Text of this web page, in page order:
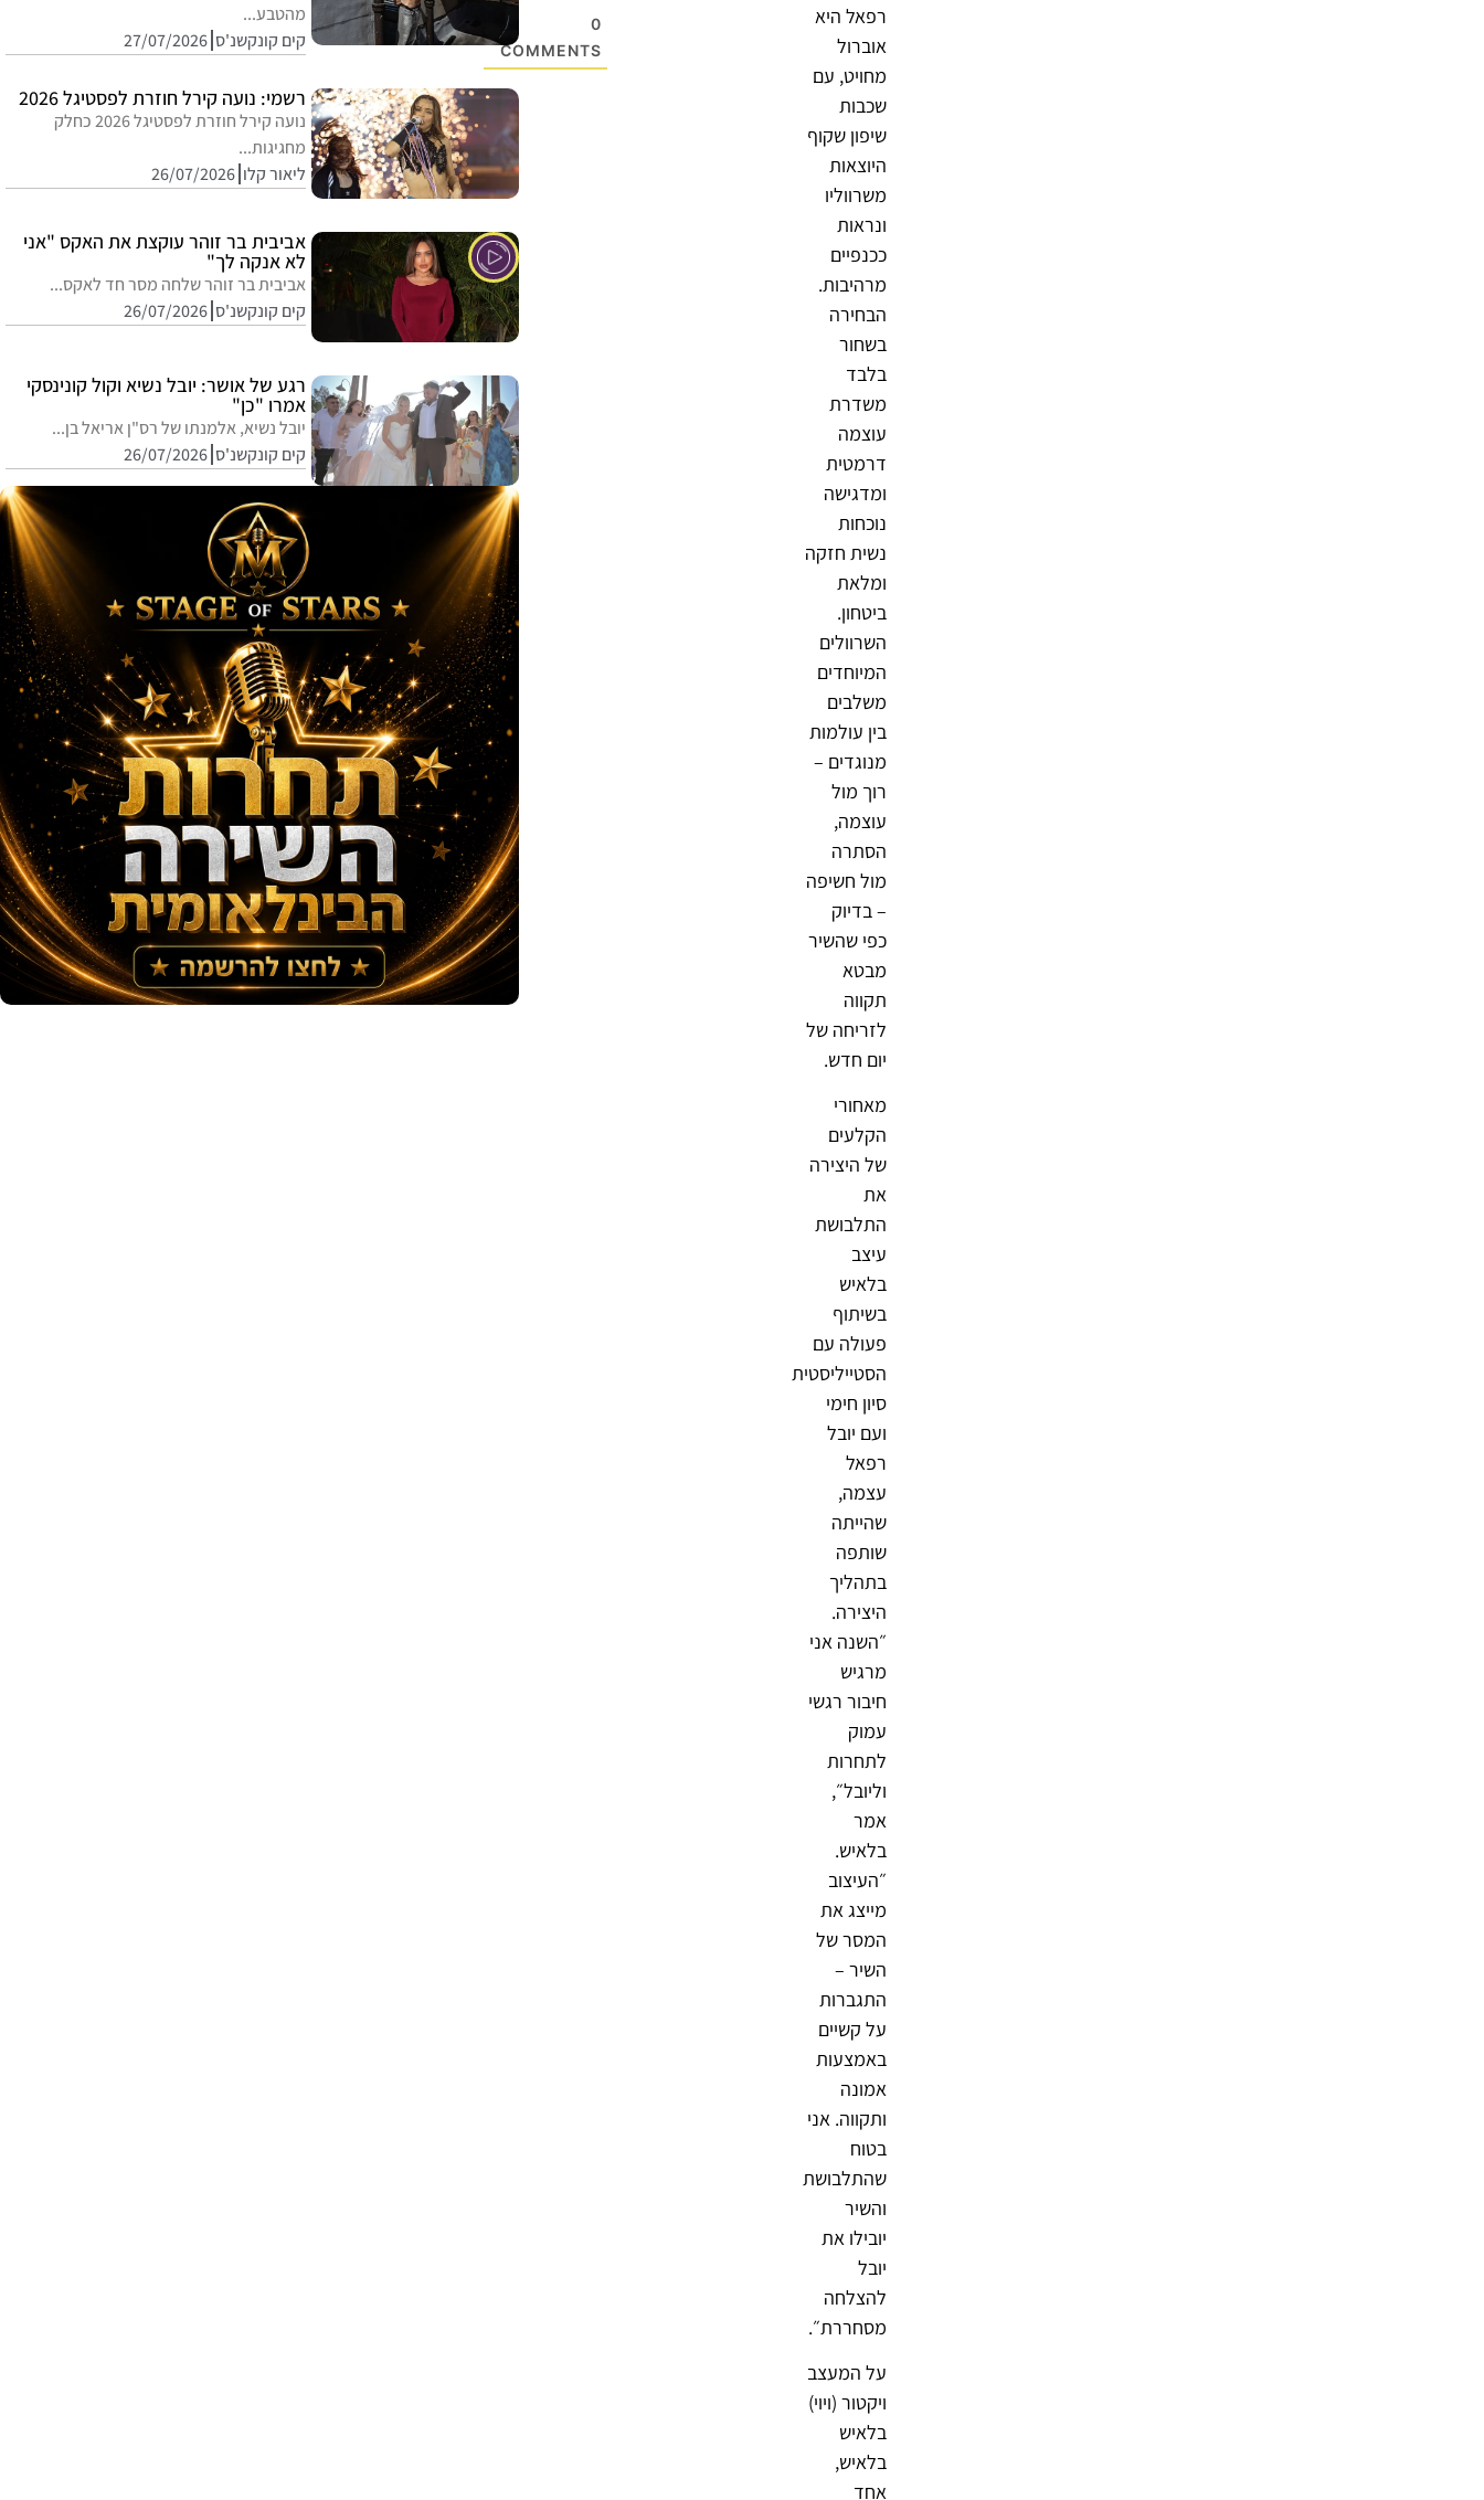
רפאל היא
אוברול
מחויט, עם
שכבות
שיפון שקוף
היוצאות
משרווליו
ונראות
ככנפיים
מרהיבות.
הבחירה
בשחור
בלבד
משדרת
עוצמה
דרמטית
ומדגישה
נוכחות
נשית חזקה
ומלאת
ביטחון.
השרוולים
המיוחדים
משלבים
בין עולמות
מנוגדים –
רוך מול
עוצמה,
הסתרה
מול חשיפה
– בדיוק
כפי שהשיר
מבטא
תקווה
לזריחה של
יום חדש.
מאחורי
הקלעים
של היצירה
את
התלבושת
עיצב
בלאיש
בשיתוף
פעולה עם
הסטייליסטית
סיון חימי
ועם יובל
רפאל
עצמה,
שהייתה
שותפה
בתהליך
היצירה.
״השנה אני
מרגיש
חיבור רגשי
עמוק
לתחרות
וליובל״,
אמר
בלאיש.
״העיצוב
מייצג את
המסר של
השיר –
התגברות
על קשיים
באמצעות
אמונה
ותקווה. אני
בטוח
שהתלבושת
והשיר
יובילו את
יובל
להצלחה
מסחררת״.
על המעצב
ויקטור (ויוי)
בלאיש
בלאיש,
אחד
0
COMMENTS
מהטבע...
קים קונקשנ'ס 27/07/2026
רשמי: נועה קירל חוזרת לפסטיגל 2026
נועה קירל חוזרת לפסטיגל 2026 כחלק
מחגיגות...
ליאור קלו 26/07/2026
אביבית בר זוהר עוקצת את האקס "אני
לא אנקה לך"
אביבית בר זוהר שלחה מסר חד לאקס...
קים קונקשנ'ס 26/07/2026
רגע של אושר: יובל נשיא וקול קונינסקי
אמרו "כן"
יובל נשיא, אלמנתו של רס"ן אריאל בן...
קים קונקשנ'ס 26/07/2026